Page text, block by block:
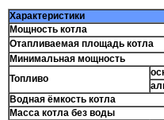
Характеристики
Мощность котла
Отапливаемая площадь котла
Минимальная мощность
Топливо
Водная ёмкость котла
Масса котла без воды